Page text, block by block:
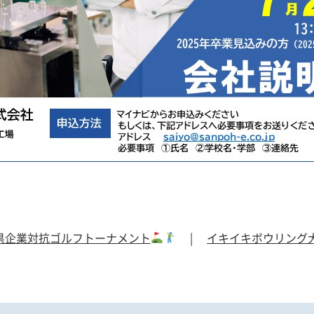
企業対抗ゴルフトーナメント | イキイキボウリング